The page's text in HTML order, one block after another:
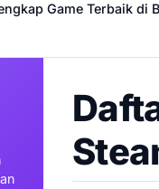
Game Terbaik di